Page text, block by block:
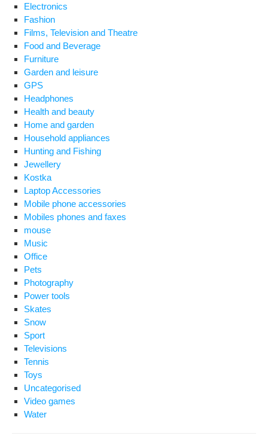
Electronics
Fashion
Films, Television and Theatre
Food and Beverage
Furniture
Garden and leisure
GPS
Headphones
Health and beauty
Home and garden
Household appliances
Hunting and Fishing
Jewellery
Kostka
Laptop Accessories
Mobile phone accessories
Mobiles phones and faxes
mouse
Music
Office
Pets
Photography
Power tools
Skates
Snow
Sport
Televisions
Tennis
Toys
Uncategorised
Video games
Water